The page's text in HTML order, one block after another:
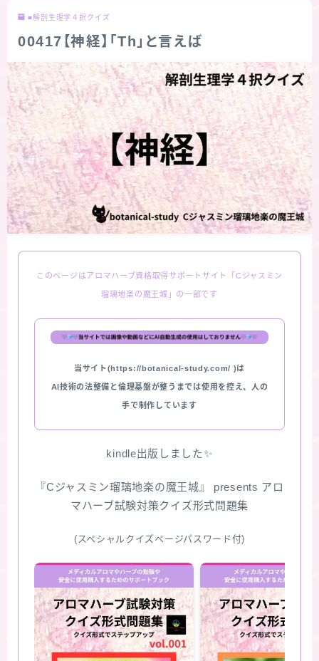
お問い合わせ
サイトマップ
■解剖生理学４択クイズ
00417【神経】「Th」と言えば
このページはアロマハーブ資格取得サポートサイト「Cジャスミン
瑠璃地楽の魔王城」の一部です
当サイト(https://botanical-study.com/ )は
AI技術の法整備と倫理基盤が整うまでは使用を控え、人の
手で制作しています
kindle出版しました✨
『Cジャスミン瑠璃地楽の魔王城』 presents アロ
マハーブ試験対策クイズ形式問題集
(スペシャルクイズページパスワード付)